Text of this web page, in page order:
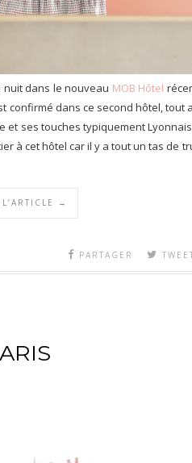
nuit dans le nouveau MOB Hôtel
confirmé dans ce second hôtel,
ses touches typiquement
à cet hôtel car il y a tout un tas de
→
PARTAGER